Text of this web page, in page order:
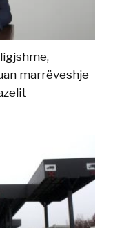
marrëveshje